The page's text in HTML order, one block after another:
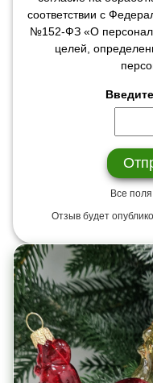
соответствии с
№152-ФЗ «О
целей,
Все
Отзыв будет